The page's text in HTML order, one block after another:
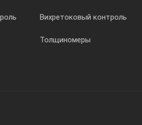
Вихретоковый контроль
Толщиномеры